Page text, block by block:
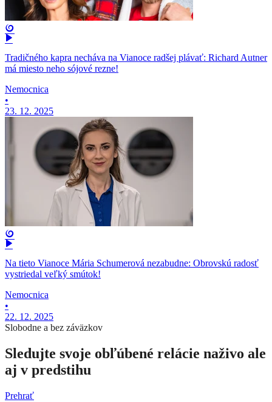
Tradičného kapra necháva na Vianoce radšej plávať: Richard Autner
má miesto neho sójové rezne!
Nemocnica
•
23. 12. 2025
Na tieto Vianoce Mária Schumerová nezabudne: Obrovskú radosť
vystriedal veľký smútok!
Nemocnica
•
22. 12. 2025
Slobodne a bez záväzkov
Sledujte svoje obľúbené relácie naživo ale
aj v predstihu
Prehrať